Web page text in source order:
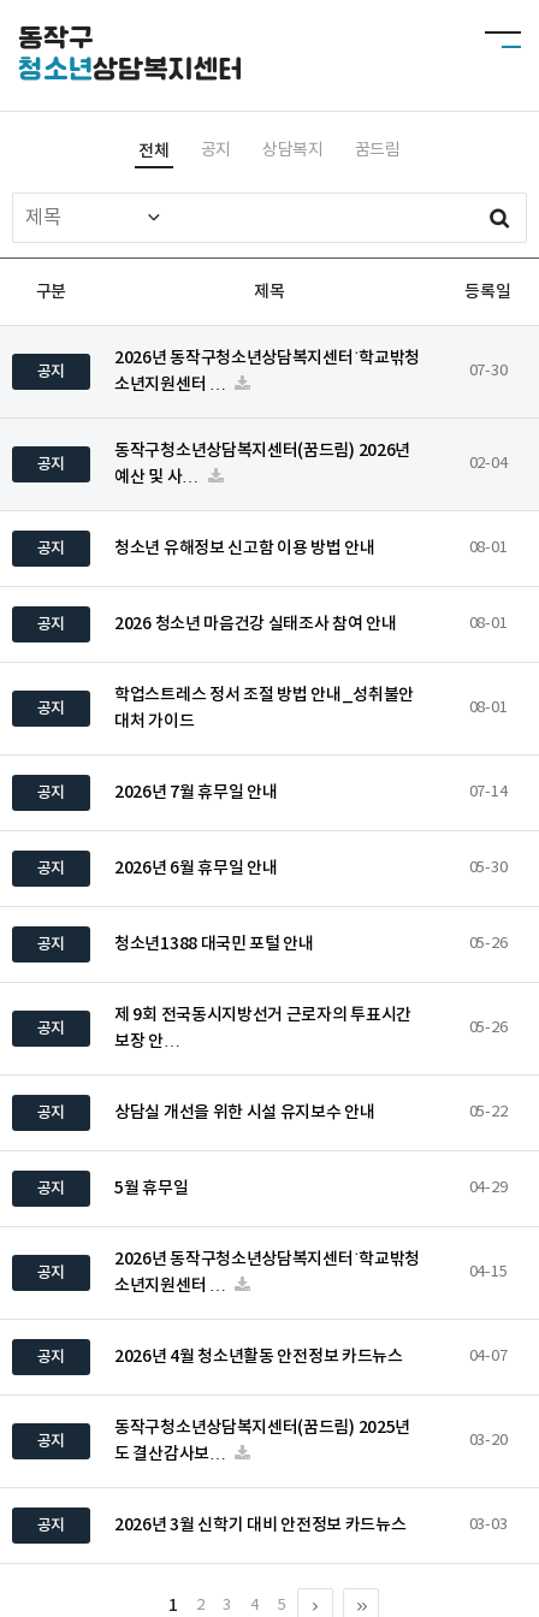
동작구
청소년상담복지센터
전체 공지 상담복지 꿈드림
구분 제목 등록일
공지
2026년 동작구청소년상담복지센터˙학교밖청
소년지원센터 …
07-30
공지
동작구청소년상담복지센터(꿈드림) 2026년
예산 및 사…
02-04
공지 청소년 유해정보 신고함 이용 방법 안내 08-01
공지 2026 청소년 마음건강 실태조사 참여 안내 08-01
공지
학업스트레스 정서 조절 방법 안내_성취불안
대처 가이드
08-01
공지 2026년 7월 휴무일 안내 07-14
공지 2026년 6월 휴무일 안내 05-30
공지 청소년1388 대국민 포털 안내 05-26
공지
제 9회 전국동시지방선거 근로자의 투표시간
보장 안…
05-26
공지 상담실 개선을 위한 시설 유지보수 안내 05-22
공지 5월 휴무일 04-29
공지
2026년 동작구청소년상담복지센터˙학교밖청
소년지원센터 …
04-15
공지 2026년 4월 청소년활동 안전정보 카드뉴스 04-07
공지
동작구청소년상담복지센터(꿈드림) 2025년
도 결산감사보…
03-20
공지 2026년 3월 신학기 대비 안전정보 카드뉴스 03-03
1 2 3 4 5